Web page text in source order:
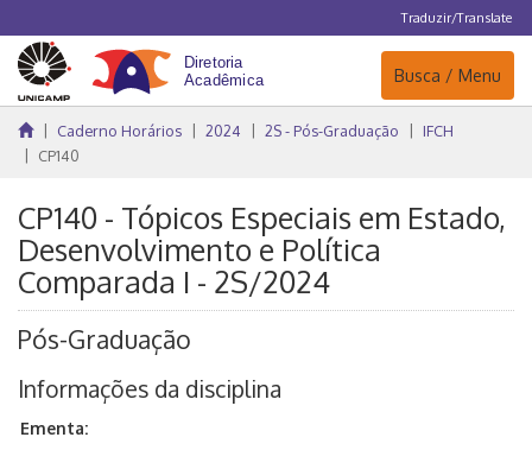
Traduzir/Translate
Navegação
Busca / Menu
Caderno Horários 2024 2S - Pós-Graduação
IFCH
CP140
CP140 - Tópicos Especiais em Estado,
Desenvolvimento e Política
Comparada I - 2S/2024
Pós-Graduação
Informações da disciplina
Ementa: